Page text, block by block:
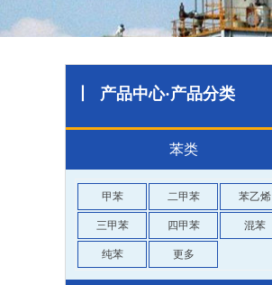
丨 产品中心·产品分类
苯类
甲苯 二甲苯 苯乙烯
三甲苯 四甲苯 混苯
纯苯 更多